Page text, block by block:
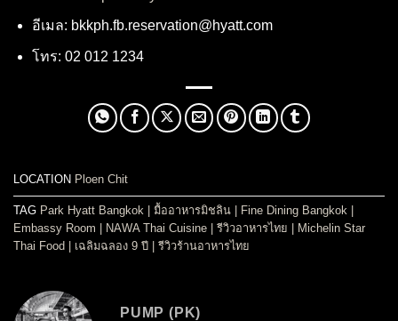
อีเมล: bkkph.fb.reservation@hyatt.com
โทร: 02 012 1234
LOCATION Ploen Chit
TAG Park Hyatt Bangkok มื้ออาหารมิชลิน Fine Dining Bangkok
Embassy Room
NAWA Thai Cuisine รีวิวอาหารไทย
Michelin Star
Thai Food
เฉลิมฉลอง 9 ปี รีวิวร้านอาหารไทย
PUMP (PK)